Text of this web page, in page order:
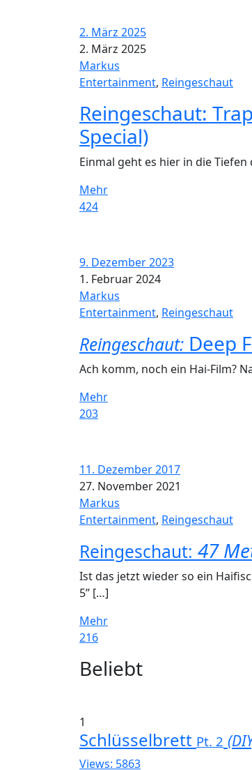
2. März 2025
2. März 2025
Markus
Entertainment, Reingeschaut
Reingeschaut:
Special)
Einmal geht es hier in die
Mehr
424
9. Dezember 2023
1. Februar 2024
Markus
Entertainment, Reingeschaut
Reingeschaut: Deep
Ach komm, noch ein Hai-Film?
Mehr
203
11. Dezember 2017
27. November 2021
Markus
Entertainment, Reingeschaut
Reingeschaut: 47
Ist das jetzt wieder so ein
5” […]
Mehr
216
WidgetsBeliebt
1
Schlüsselbrett Pt. 2
Views: 5863